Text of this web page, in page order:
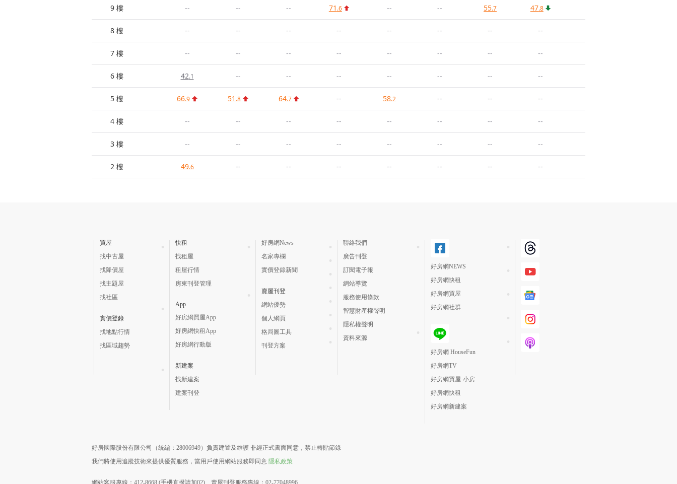
9 樓 -- -- -- 71 .6 -- -- 55.7 47.8
8 樓 -- -- -- -- -- -- -- --
7 樓 -- -- -- -- -- -- -- --
6 樓 42.1 -- -- -- -- -- -- --
5 樓 66.9 51 .8 64.7 -- 58.2 -- -- --
4 樓 -- -- -- -- -- -- -- --
3 樓 -- -- -- -- -- -- -- --
2 樓 49.6 -- -- -- -- -- -- --
買屋
找中古屋
找降價屋
找主題屋
找社區
實價登錄
找地點行情
找區域趨勢
快租
找租屋
租屋行情
房東刊登管理
App
好房網買屋App
好房網快租App
好房網行動版
新建案
找新建案
建案刊登
好房網News
名家專欄
實價登錄新聞
賣屋刊登
網站優勢
個人網頁
格局圖工具
刊登方案
聯絡我們
廣告刊登
訂閱電子報
網站導覽
服務使用條款
智慧財產權聲明
隱私權聲明
資料來源
好房網NEWS
好房網快租
好房網買屋
好房網社群
好房網 HouseFun
好房網TV
好房網買屋-小房
好房網快租
好房網新建案
好房國際股份有限公司（統編：28006949）負責建置及維護 非經正式書面同意，禁止轉貼節錄
我們將使用追蹤技術來提供優質服務，當用戶使用網站服務即同意 隱私政策
網站客服專線：412-8668 (手機直撥請加02) 賣屋刊登服務專線：02-77048996